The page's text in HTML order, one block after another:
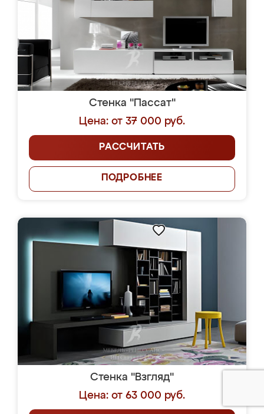
Стенка "Пассат"
Цена: от 37 000 руб.
РАССЧИТАТЬ
ПОДРОБНЕЕ
Стенка "Взгляд"
Цена: от 63 000 руб.